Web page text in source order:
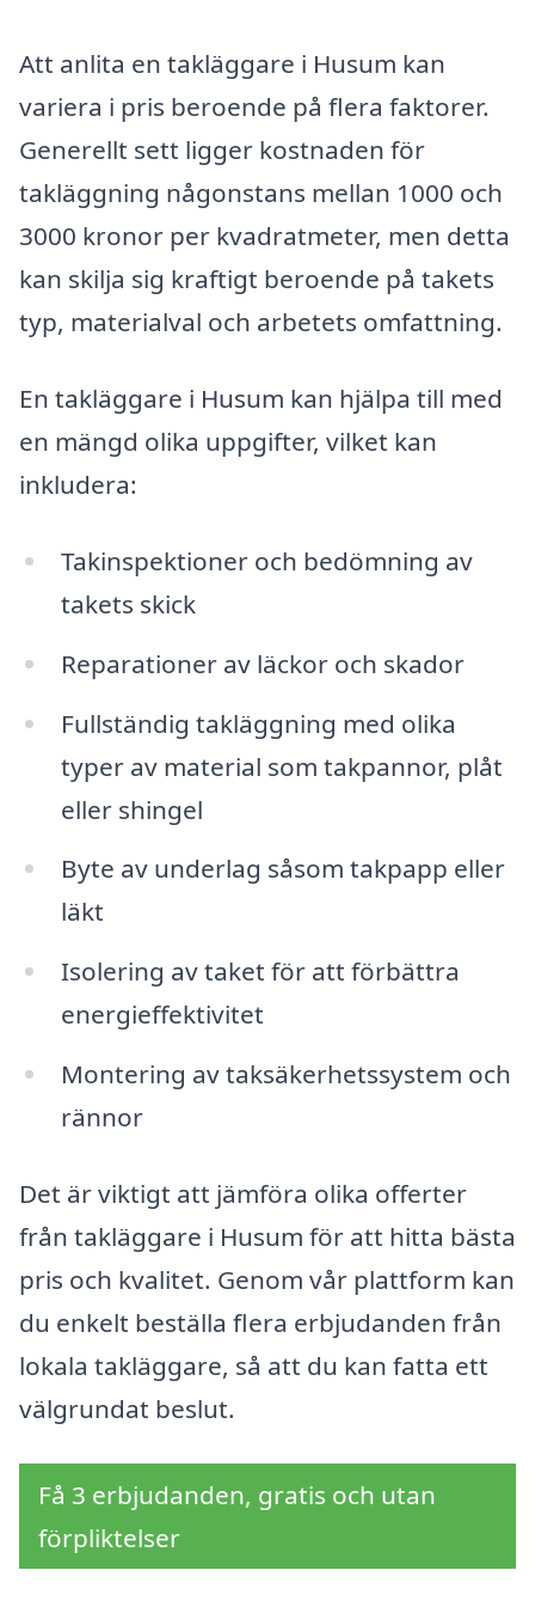
Att anlita en takläggare i Husum kan
variera i pris beroende på flera faktorer.
Generellt sett ligger kostnaden för
takläggning någonstans mellan 1000 och
3000 kronor per kvadratmeter, men detta
kan skilja sig kraftigt beroende på takets
typ, materialval och arbetets omfattning.
En takläggare i Husum kan hjälpa till med
en mängd olika uppgifter, vilket kan
inkludera:
Takinspektioner och bedömning av
takets skick
Reparationer av läckor och skador
Fullständig takläggning med olika
typer av material som takpannor, plåt
eller shingel
Byte av underlag såsom takpapp eller
läkt
Isolering av taket för att förbättra
energieffektivitet
Montering av taksäkerhetssystem och
rännor
Det är viktigt att jämföra olika offerter
från takläggare i Husum för att hitta bästa
pris och kvalitet. Genom vår plattform kan
du enkelt beställa flera erbjudanden från
lokala takläggare, så att du kan fatta ett
välgrundat beslut.
Få 3 erbjudanden, gratis och utan
förpliktelser